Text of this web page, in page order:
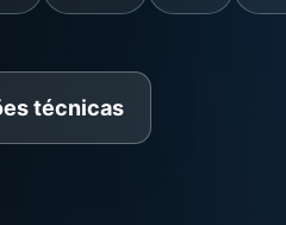
técnicas